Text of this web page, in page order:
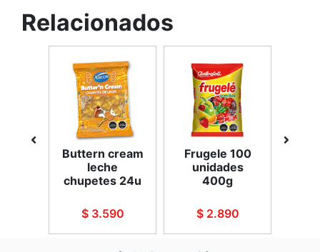
Relacionados
Buttern cream
leche
chupetes 24u
$ 3.590
Frugele 100
unidades
400g
$ 2.890